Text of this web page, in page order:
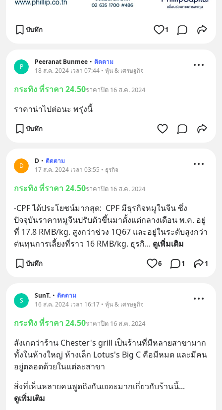
บันทึก 1
P
Peeranat Bunmee • ติดตาม
18 ส.ค. 2024 เวลา 07:44 • หุ้น & เศรษฐกิจ
กระทิง ที่ราคา 24.50ราคาปิด 16 ส.ค. 2024
ราคาน่าไปต่อนะ พรุ่งนี้
บันทึก
D
D • ติดตาม
17 ส.ค. 2024 เวลา 03:55 • ธุรกิจ
กระทิง ที่ราคา 24.50ราคาปิด 16 ส.ค. 2024
-CPF ได้ประโยชน์มากสุด:  CPF มีธุรกิจหมูในจีน ซึ่ง
ปัจจุบันราคาหมูจีนปรับตัวขึ้นมาตั้งแต่กลางเดือน พ.ค. อยู่
ที่ 17.8 RMB/kg. สูงกว่าช่วง 1Q67 และอยู่ในระดับสูงกว่า
ต่นทุนการเลี้ยงที่ราว 16 RMB/kg. ธุรกิ... ดูเพิ่มเติม
บันทึก 6 1 1
S
SunT. • ติดตาม
16 ส.ค. 2024 เวลา 16:17 • หุ้น & เศรษฐกิจ
กระทิง ที่ราคา 24.50ราคาปิด 16 ส.ค. 2024
สังเกตว่าร้าน Chester's grill เป็นร้านที่มีหลายสาขามาก
ทั้งในห้างใหญ่ ห้างเล็ก Lotus's Big C คือมีหมด และมีคน
อยู่ตลอดด้วยในแต่ละสาขา
สิ่งที่เห็นหลายคนพูดถึงกันเยอะมากเกี่ยวกับร้านนี้...
ดูเพิ่มเติม